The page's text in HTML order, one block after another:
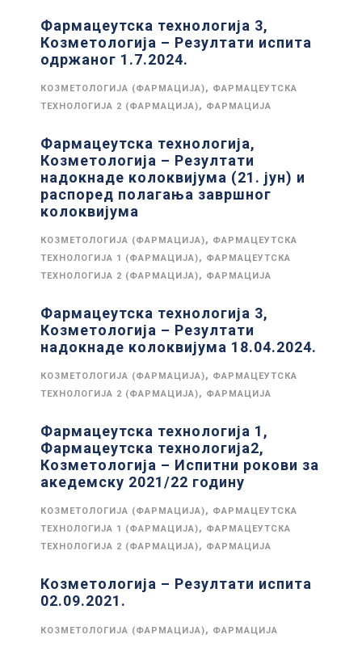
Фармацеутска технологија 3,
Козметологија – Резултати испита
одржаног 1.7.2024.
КОЗМЕТОЛОГИЈА (ФАРМАЦИЈА), ФАРМАЦЕУТСКА
ТЕХНОЛОГИЈА 2 (ФАРМАЦИЈА), ФАРМАЦИЈА
Фармацеутска технологија,
Козметологија – Резултати
надокнаде колоквијума (21. јун) и
распоред полагања завршног
колоквијума
КОЗМЕТОЛОГИЈА (ФАРМАЦИЈА), ФАРМАЦЕУТСКА
ТЕХНОЛОГИЈА 1 (ФАРМАЦИЈА), ФАРМАЦЕУТСКА
ТЕХНОЛОГИЈА 2 (ФАРМАЦИЈА), ФАРМАЦИЈА
Фармацеутска технологија 3,
Козметологија – Резултати
надокнаде колоквијума 18.04.2024.
КОЗМЕТОЛОГИЈА (ФАРМАЦИЈА), ФАРМАЦЕУТСКА
ТЕХНОЛОГИЈА 2 (ФАРМАЦИЈА), ФАРМАЦИЈА
Фармацеутска технологија 1,
Фармацеутска технологија2,
Козметологија – Испитни рокови за
акедемску 2021/22 годину
КОЗМЕТОЛОГИЈА (ФАРМАЦИЈА), ФАРМАЦЕУТСКА
ТЕХНОЛОГИЈА 1 (ФАРМАЦИЈА), ФАРМАЦЕУТСКА
ТЕХНОЛОГИЈА 2 (ФАРМАЦИЈА), ФАРМАЦИЈА
Козметологија – Резултати испита
02.09.2021.
КОЗМЕТОЛОГИЈА (ФАРМАЦИЈА), ФАРМАЦИЈА